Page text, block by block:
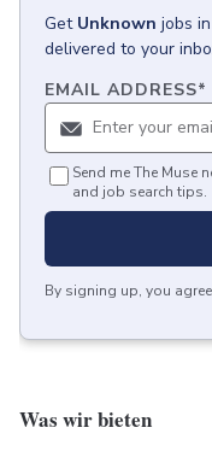
Get Unknown jobs in
delivered to your
EMAIL ADDRESS*
Send me The Muse
and job search tips.
By signing up, you
Was wir bieten